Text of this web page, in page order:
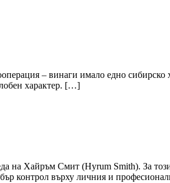
– винаги имало едно сибирско
характер. […]
на Хайръм Смит (Hyrum Smith). За
контрол върху личния и